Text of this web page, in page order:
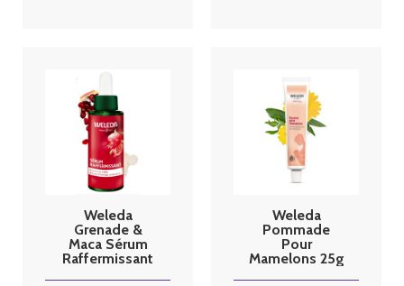
Weleda
Grenade &
Maca Sérum
Raffermissant
Weleda
Pommade
Pour
Mamelons 25g